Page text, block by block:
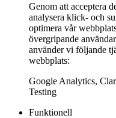
Genom att acceptera
analysera klick- och
optimera vår
övergripande
använder vi följande
webbplats:
Google Analytics,
Testing
Funktionell